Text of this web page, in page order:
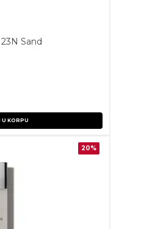
Sand
U KORPU
20%